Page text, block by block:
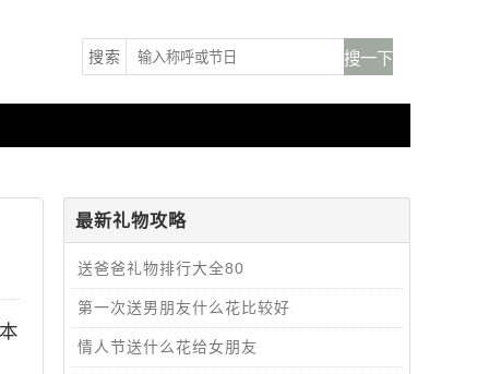
搜索
最新礼物攻略
送爸爸礼物排行大全80
第一次送男朋友什么花比较好
情人节送什么花给女朋友